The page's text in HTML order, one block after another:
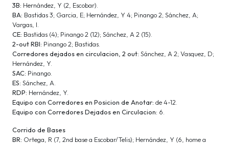
3B: Hernández, Y (2, Escobar).
BA: Bastidas 3; Garcia, E; Hernández, Y 4; Pinango 2; Sánchez, A;
Vargas, I.
CE: Bastidas (4); Pinango 2 (12); Sánchez, A 2 (15).
2-out RBI: Pinango 2; Bastidas.
Corredores dejados en circulacion, 2 out: Sánchez, A 2; Vasquez, D;
Hernández, Y.
SAC: Pinango.
ES: Sánchez, A.
RDP: Hernández, Y.
Equipo con Corredores en Posicion de Anotar: de 4-12.
Equipo con Corredores Dejados en Circulacion: 6.
Corrido de Bases
BR: Ortega, R (7, 2nd base a Escobar/Telis); Hernández, Y (6, home a